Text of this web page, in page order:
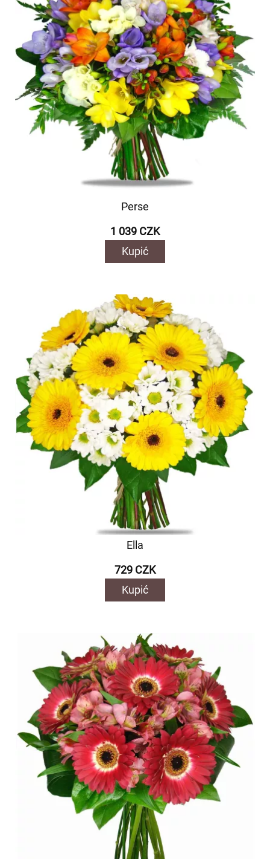
Perse
1 039 CZK
Kupić
Ella
729 CZK
Kupić